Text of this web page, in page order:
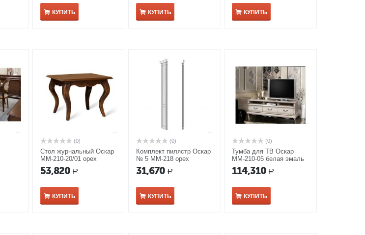
КУПИТЬ КУПИТЬ КУПИТЬ
(0)
Стол журнальный Оскар
ММ-210-20/01 орех
53,820 Р
КУПИТЬ
(0)
Комплект пилястр Оскар
№ 5 ММ-218 орех
31,670 Р
КУПИТЬ
(0)
Тумба для ТВ Оскар
ММ-210-05 белая эмаль
114,310 Р
КУПИТЬ